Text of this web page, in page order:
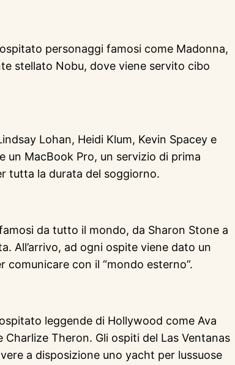
personaggi famosi come Madonna,
stellato Nobu, dove viene servito cibo
Lohan, Heidi Klum, Kevin Spacey e
un MacBook Pro, un servizio di prima
tutta la durata del soggiorno.
da tutto il mondo, da Sharon Stone a
All’arrivo, ad ogni ospite viene dato un
con il “mondo esterno”.
leggende di Hollywood come Ava
Theron. Gli ospiti del Las Ventanas
a disposizione uno yacht per lussuose